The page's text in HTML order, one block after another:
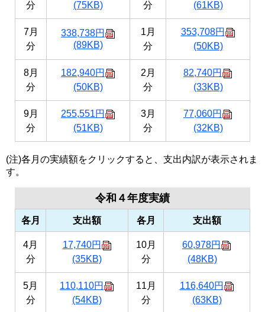
分
(75KB)
分
(61KB)
7月
分
338,738円
(89KB)
1月
分
353,708円
(50KB)
8月
分
182,940円
(50KB)
2月
分
82,740円
(33KB)
9月
分
255,551円
(51KB)
3月
分
77,060円
(32KB)
(注)各月の実績額をクリックすると、支出内訳が表示されま
す。
令和４年度実績
各月 支出額 各月 支出額
4月
分
17,740円
(35KB)
10月
分
60,978円
(48KB)
5月
分
110,110円
(54KB)
11月
分
116,640円
(63KB)